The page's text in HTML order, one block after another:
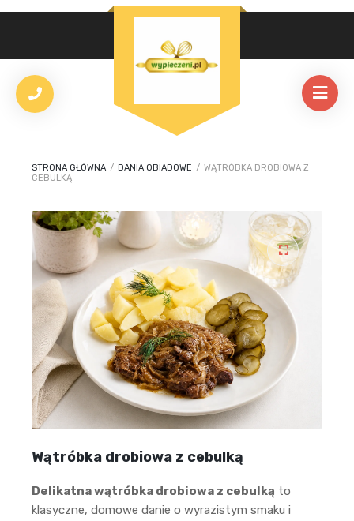
STRONA GŁÓWNA / DANIA OBIADOWE / WĄTRÓBKA DROBIOWA Z
CEBULKĄ
🔍
Wątróbka drobiowa z cebulką
Delikatna wątróbka drobiowa z cebulką to
klasyczne, domowe danie o wyrazistym smaku i